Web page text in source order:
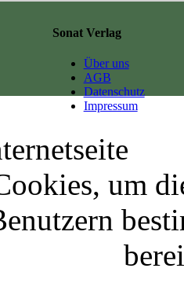
Sonat Verlag
Über uns
AGB
Datenschutz
Impressum
um